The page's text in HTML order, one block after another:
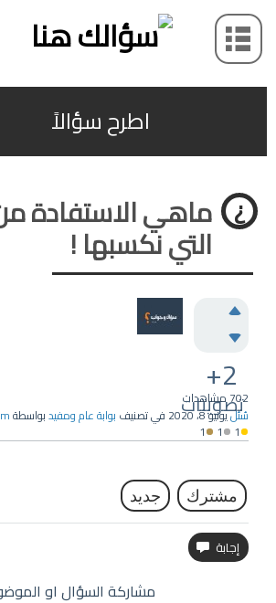
اطرح سؤالاً
ماهي الاستفادة
التي نكسبها !
+2
تصويتات
702مشاهدات
سُئليونيو 8، 2020 في تصنيف بوابة عام ومفيدبواسطة
1
1
1
مشترك جديد
مشاركة السؤال او